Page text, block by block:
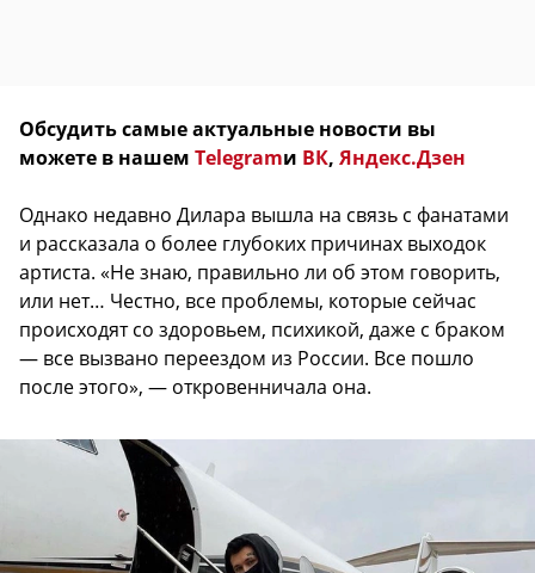
Обсудить самые актуальные новости вы
можете в нашем Telegramи ВК, Яндекс.Дзен
Однако недавно Дилара вышла на связь с фанатами
и рассказала о более глубоких причинах выходок
артиста. «Не знаю, правильно ли об этом говорить,
или нет… Честно, все проблемы, которые сейчас
происходят со здоровьем, психикой, даже с браком
— все вызвано переездом из России. Все пошло
после этого», — откровенничала она.